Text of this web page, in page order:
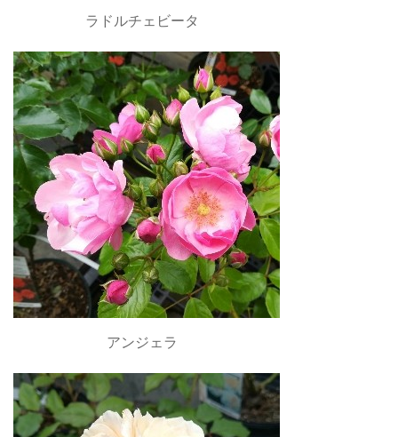
ラドルチェビータ
アンジェラ